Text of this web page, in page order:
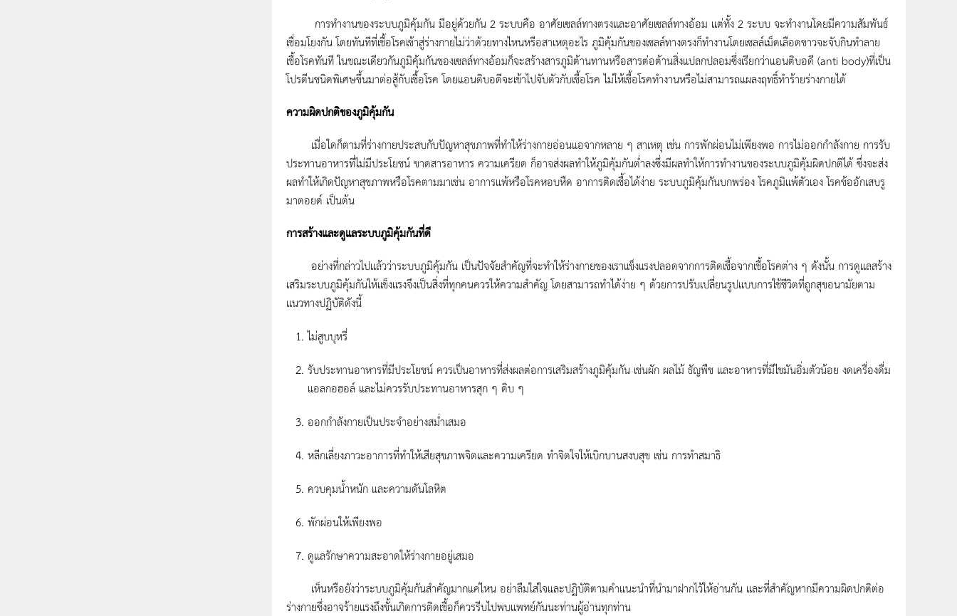
การทำงานของระบบภูมิคุ้มกัน มีอยู่ด้วยกัน 2 ระบบคือ อาศัยเซลล์ทางตรงและอาศัยเซลล์ทางอ้อม แต่ทั้ง 2 ระบบ จะทำงานโดยมีความสัมพันธ์
เชื่อมโยงกัน โดยทันทีที่เชื้อโรคเข้าสู่ร่างกายไม่ว่าด้วยทางไหนหรือสาเหตุอะไร ภูมิคุ้มกันของเซลล์ทางตรงก็ทำงานโดยเซลล์เม็ดเลือดขาวจะจับกินทำลาย
เชื้อโรคทันที ในขณะเดียวกันภูมิคุ้มกันของเซลล์ทางอ้อมก็จะสร้างสารภูมิต้านทานหรือสารต่อต้านสิ่งแปลกปลอมซึ่งเรียกว่าแอนติบอดี (anti body)ที่เป็น
โปรตีนชนิดพิเศษขึ้นมาต่อสู้กับเชื้อโรค โดยแอนติบอดีจะเข้าไปจับตัวกับเชื้อโรค ไม่ให้เชื้อโรคทำงานหรือไม่สามารถแผลงฤทธิ์ทำร้ายร่างกายได้
ความผิดปกติของภูมิคุ้มกัน
เมื่อใดก็ตามที่ร่างกายประสบกับปัญหาสุขภาพที่ทำให้ร่างกายอ่อนแอจากหลาย ๆ สาเหตุ เช่น การพักผ่อนไม่เพียงพอ การไม่ออกกำลังกาย การรับ
ประทานอาหารที่ไม่มีประโยชน์ ขาดสารอาหาร ความเครียด ก็อาจส่งผลทำให้ภูมิคุ้มกันต่ำลงซึ่งมีผลทำให้การทำงานของระบบภูมิคุ้มผิดปกติได้ ซึ่งจะส่ง
ผลทำให้เกิดปัญหาสุขภาพหรือโรคตามมาเช่น อาการแพ้หรือโรคหอบหืด อาการติดเชื้อได้ง่าย ระบบภูมิคุ้มกันบกพร่อง โรคภูมิแพ้ตัวเอง โรคข้ออักเสบรู
มาตอยด์ เป็นต้น
การสร้างและดูแลระบบภูมิคุ้มกันที่ดี
อย่างที่กล่าวไปแล้วว่าระบบภูมิคุ้มกัน เป็นปัจจัยสำคัญที่จะทำให้ร่างกายของเราแข็งแรงปลอดจากการติดเชื้อจากเชื้อโรคต่าง ๆ ดังนั้น การดูแลสร้าง
เสริมระบบภูมิคุ้มกันให้แข็งแรงจึงเป็นสิ่งที่ทุกคนควรให้ความสำคัญ โดยสามารถทำได้ง่าย ๆ ด้วยการปรับเปลี่ยนรูปแบบการใช้ชีวิตที่ถูกสุขอนามัยตาม
แนวทางปฏิบัติดังนี้
ไม่สูบบุหรี่
รับประทานอาหารที่มีประโยชน์ ควรเป็นอาหารที่ส่งผลต่อการเสริมสร้างภูมิคุ้มกัน เช่นผัก ผลไม้ ธัญพืช และอาหารที่มีไขมันอิ่มตัวน้อย งดเครื่องดื่ม
แอลกอฮอล์ และไม่ควรรับประทานอาหารสุก ๆ ดิบ ๆ
ออกกำลังกายเป็นประจำอย่างสม่ำเสมอ
หลีกเลี่ยงภาวะอาการที่ทำให้เสียสุขภาพจิตและความเครียด ทำจิตใจให้เบิกบานสงบสุข เช่น การทำสมาธิ
ควบคุมน้ำหนัก และความดันโลหิต
พักผ่อนให้เพียงพอ
ดูแลรักษาความสะอาดให้ร่างกายอยู่เสมอ
เห็นหรือยังว่าระบบภูมิคุ้มกันสำคัญมากแค่ไหน อย่าลืมใส่ใจและปฏิบัติตามคำแนะนำที่นำมาฝากไว้ให้อ่านกัน และที่สำคัญหากมีความผิดปกติต่อ
ร่างกายซึ่งอาจร้ายแรงถึงขั้นเกิดการติดเชื้อก็ควรรีบไปพบแพทย์กันนะท่านผู้อ่านทุกท่าน